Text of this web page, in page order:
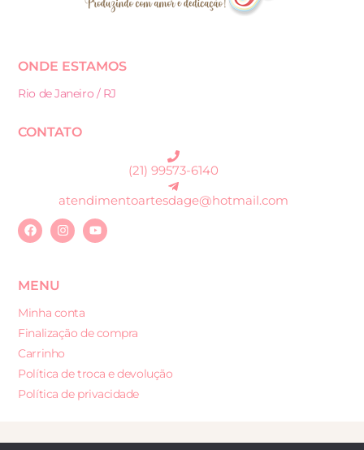
ONDE ESTAMOS
Rio de Janeiro / RJ
CONTATO
(21) 99573-6140
atendimentoartesdage@hotmail.com
MENU
Minha conta
Finalização de compra
Carrinho
Política de troca e devolução
Política de privacidade